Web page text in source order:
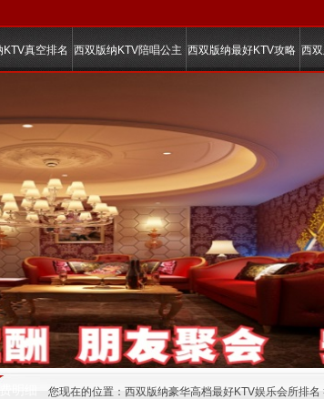
KTV真空排名 西双版纳KTV陪唱公主 西双版纳最好KTV攻略 西
明细 您现在的位置： 西双版纳豪华高档最好KTV娱乐会所排名